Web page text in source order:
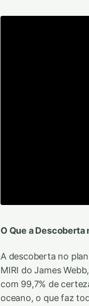
O Que a Descoberta
A descoberta no
MIRI do James
com 99,7% de
oceano, o que faz